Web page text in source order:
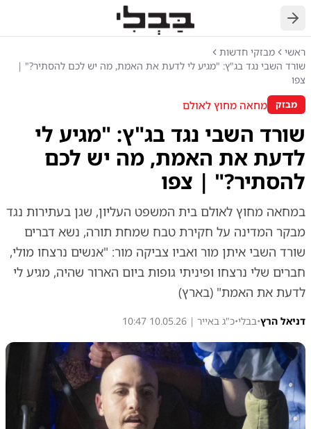
חזרה
ראשי
מבזקי חדשות
שורד השבי נגד בג"ץ: "מגיע לי לדעת את האמת, מה יש לכם להסתיר?" |
צפו
מבזק מחאה מחוץ לאולם
שורד השבי נגד בג"ץ: "מגיע לי
לדעת את האמת, מה יש לכם
להסתיר?" | צפו
במחאה מחוץ לאולם בית המשפט העליון, שגן בעתירות נגד
מבקר המדינה על חקירת טבח שמחת תורה, נשא דברים
שורד השבי איתן מור ואביו צביקה מור: "אנשים נרצחו מולי,
חברים שלי נרצחו ופיניתי גופות ביום הארור שהיה, מגיע לי
לדעת את האמת" (בארץ)
דניאל הרץ•בבלי•כ"ג באייר | 10.05.26 10:47